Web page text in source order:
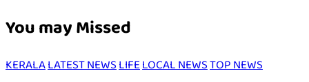
You may Missed
KERALALATEST NEWSLIFELOCAL NEWSTOP NEWS